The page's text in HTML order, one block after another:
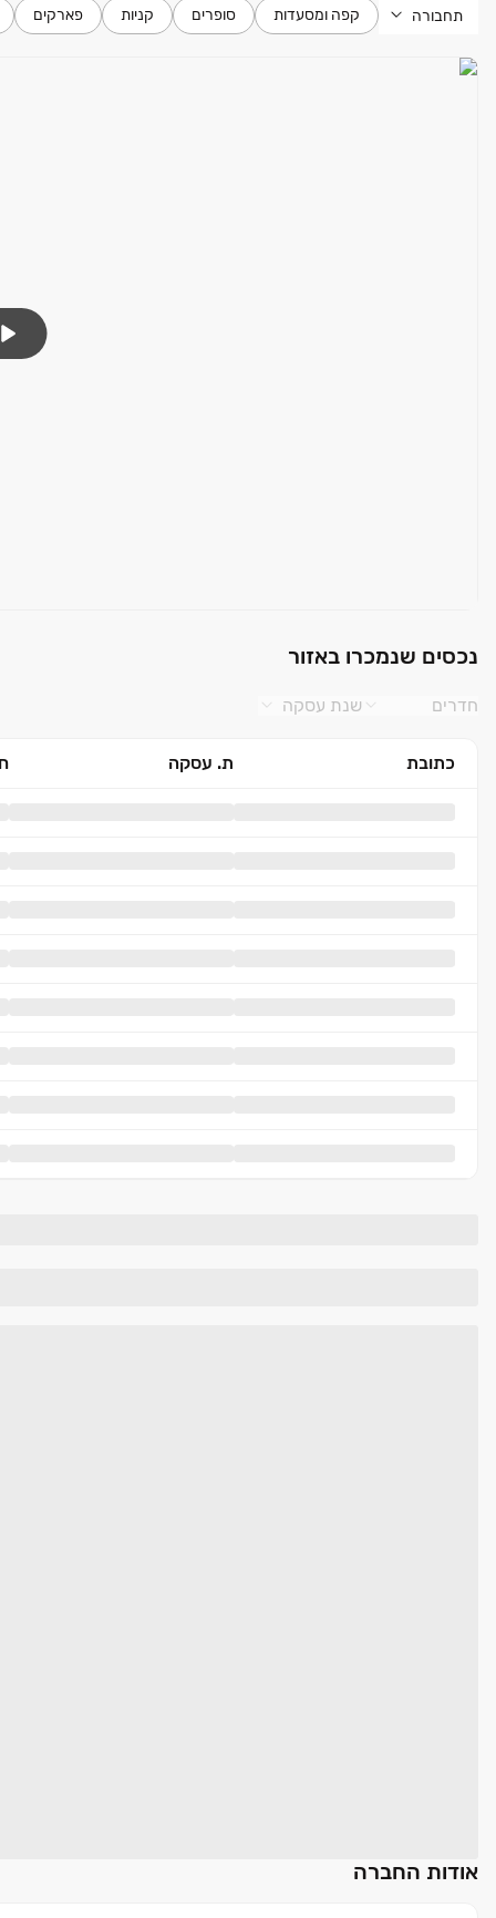
תחבורה קפה ומסעדות סופרים קניות פארקים
נכסים שנמכרו באזור
חדרים שנת עסקה
כתובת ת. עסקה
אודות החברה